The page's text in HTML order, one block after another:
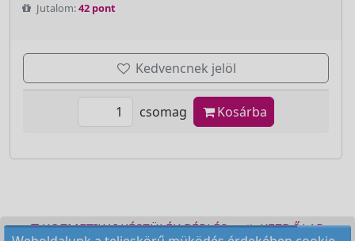
Jutalom:42 pont
Kedvencnek jelöl
csomag Kosárba
KOZMETIKAI KÉSZÜLÉK BÉRLÉS KEZDŐLAP